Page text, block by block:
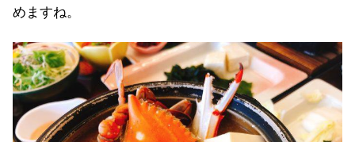
めますね。